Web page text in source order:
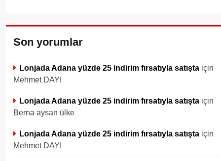
Son yorumlar
Lonjada Adana yüzde 25 indirim fırsatıyla satışta için
Mehmet DAYI
Lonjada Adana yüzde 25 indirim fırsatıyla satışta için
Berna aysan ülke
Lonjada Adana yüzde 25 indirim fırsatıyla satışta için
Mehmet DAYI